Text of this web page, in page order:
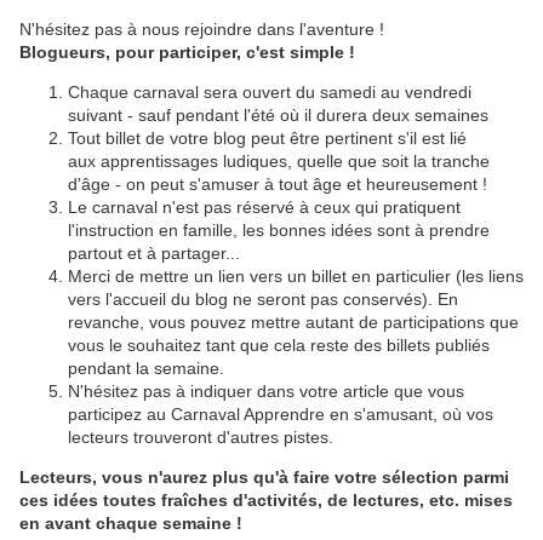
N'hésitez pas à nous rejoindre dans l'aventure !
Blogueurs, pour participer, c'est simple !
Chaque carnaval sera ouvert du samedi au vendredi
suivant - sauf pendant l'été où il durera deux semaines
Tout billet de votre blog peut être pertinent s'il est lié
aux apprentissages ludiques, quelle que soit la tranche
d'âge - on peut s'amuser à tout âge et heureusement !
Le carnaval n'est pas réservé à ceux qui pratiquent
l'instruction en famille, les bonnes idées sont à prendre
partout et à partager...
Merci de mettre un lien vers un billet en particulier (les liens
vers l'accueil du blog ne seront pas conservés). En
revanche, vous pouvez mettre autant de participations que
vous le souhaitez tant que cela reste des billets publiés
pendant la semaine.
N'hésitez pas à indiquer dans votre article que vous
participez au Carnaval Apprendre en s'amusant, où vos
lecteurs trouveront d'autres pistes.
Lecteurs, vous n'aurez plus qu'à faire votre sélection parmi
ces idées toutes fraîches d'activités, de lectures, etc. mises
en avant chaque semaine !